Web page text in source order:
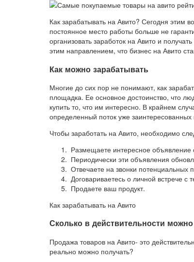
Как зарабатывать на Авито? Сегодня этим
постоянное место работы больше не
организовать заработок на Авито и
этим направлением, что бизнес на Авито
Как можно зарабатывать
Многие до сих пор не понимают, как
площадка. Ее основное достоинство, что
купить то, что им интересно. В крайнем
определенный поток уже заинтересованных
Чтобы заработать на Авито, необходимо
Размещаете интересное объявление
Периодически эти объявления
Отвечаете на звонки потенциальных
Договариваетесь о личной встрече с
Продаете ваш продукт.
Как зарабатывать на Авито
Сколько в действительности можно
Продажа товаров на Авито- это
реально можно получать?